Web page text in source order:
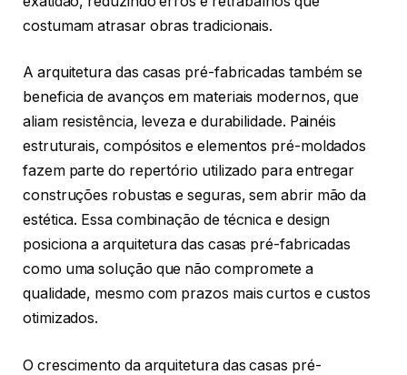
costumam atrasar obras tradicionais.
A arquitetura das casas pré-fabricadas também se
beneficia de avanços em materiais modernos, que
aliam resistência, leveza e durabilidade. Painéis
estruturais, compósitos e elementos pré-moldados
fazem parte do repertório utilizado para entregar
construções robustas e seguras, sem abrir mão da
estética. Essa combinação de técnica e design
posiciona a arquitetura das casas pré-fabricadas
como uma solução que não compromete a
qualidade, mesmo com prazos mais curtos e custos
otimizados.
O crescimento da arquitetura das casas pré-